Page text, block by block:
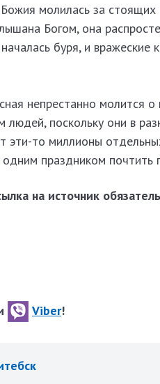
молилась за
Богом, она
буря, и вражеские
непрестанно молится
поскольку они в
эти-то миллионы
праздником почтить
на источник
Viber!